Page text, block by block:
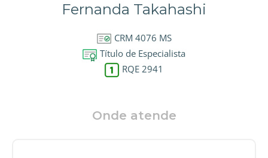
Fernanda Takahashi
CRM 4076 MS
Título de Especialista
RQE 2941
Onde atende